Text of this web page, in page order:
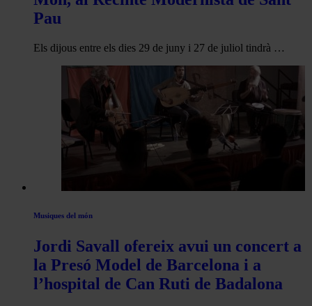
Pau
Els dijous entre els dies 29 de juny i 27 de juliol tindrà …
Musiques del món
Jordi Savall ofereix avui un concert a
la Presó Model de Barcelona i a
l’hospital de Can Ruti de Badalona